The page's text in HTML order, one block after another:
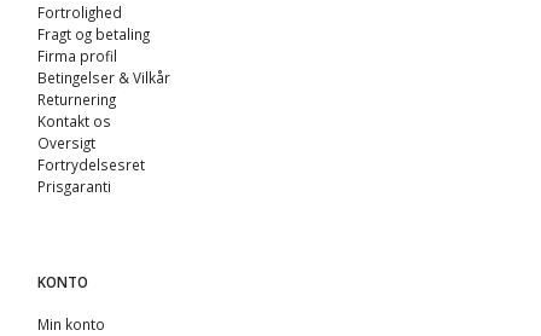
Fortrolighed
Fragt og betaling
Firma profil
Betingelser & Vilkår
Returnering
Kontakt os
Oversigt
Fortrydelsesret
Prisgaranti
KONTO
Min konto